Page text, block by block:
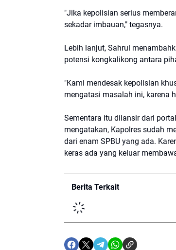
"Jika kepolisian serius
sekadar imbauan," tegasnya.
Lebih lanjut, Sahrul
potensi kongkalikong antara
"Kami mendesak kepolisian
mengatasi masalah ini, karena
Sementara itu dilansir dari
mengatakan, Kapolres sudah
dari enam SPBU yang ada.
keras ada yang keluar
Berita Terkait